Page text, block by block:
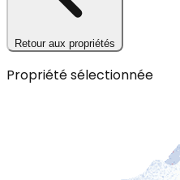
Retour aux propriétés
Propriété sélectionnée